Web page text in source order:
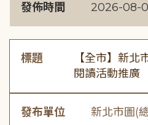
發佈時間 2026-08-
標題
【全市】新北
閱讀活動推廣
發布單位 新北市圖(